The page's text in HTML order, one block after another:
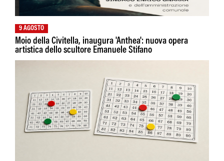
9 AGOSTO
Moio della Civitella, inaugura 'Anthea': nuova opera
artistica dello scultore Emanuele Stifano